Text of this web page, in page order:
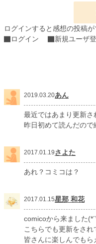
累計ポイント 669,582 pt (24 位)
ログインすると感想の投稿が
ログイン
新規ユーザ
2019.03.20あん
最近ではあまり更新さ
昨日初めて読んだの
2017.01.19さよた
あれ？コミコは？
2017.01.15星那 和花
comicoから来ました
こちらでも更新をされ
皆さんに楽しんでもら